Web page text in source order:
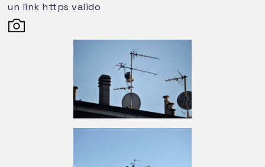
un link https valido